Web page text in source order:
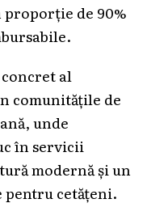
de 90%
al
comunitățile de
unde
în servicii
modernă și un
cetățeni.